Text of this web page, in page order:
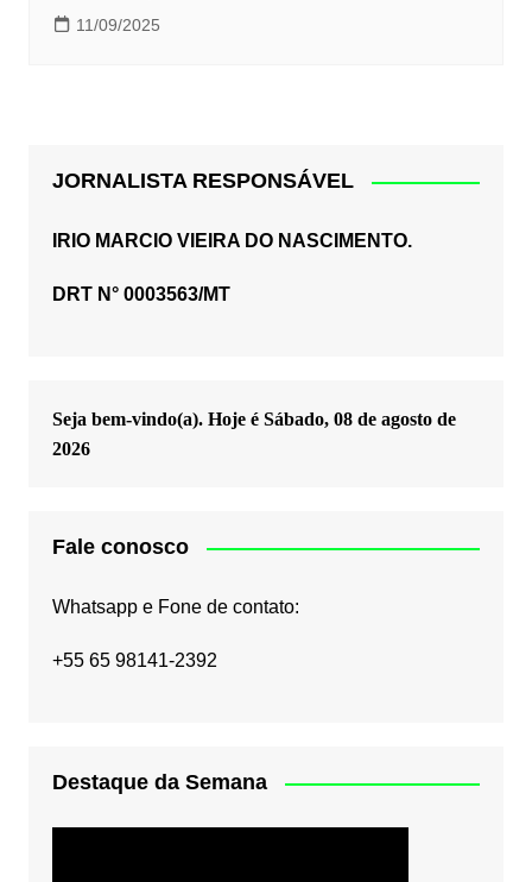
11/09/2025
JORNALISTA RESPONSÁVEL
IRIO MARCIO VIEIRA DO NASCIMENTO.
DRT N° 0003563/MT
Seja bem-vindo(a). Hoje é Sábado, 08 de agosto de
2026
Fale conosco
Whatsapp e Fone de contato:
+55 65 98141-2392
Destaque da Semana